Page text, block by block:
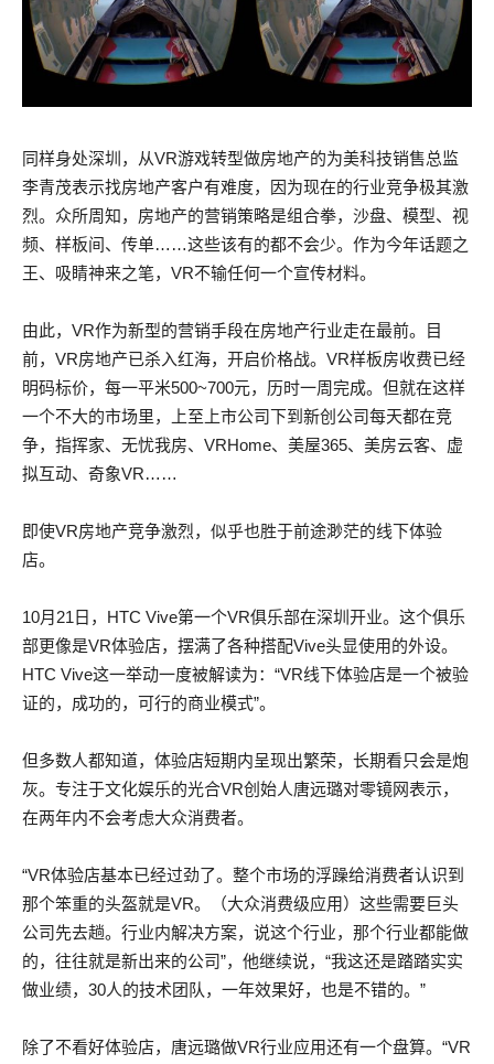
同样身处深圳，从VR游戏转型做房地产的为美科技销售总监
李青茂表示找房地产客户有难度，因为现在的行业竞争极其激
烈。众所周知，房地产的营销策略是组合拳，沙盘、模型、视
频、样板间、传单……这些该有的都不会少。作为今年话题之
王、吸睛神来之笔，VR不输任何一个宣传材料。
由此，VR作为新型的营销手段在房地产行业走在最前。目
前，VR房地产已杀入红海，开启价格战。VR样板房收费已经
明码标价，每一平米500~700元，历时一周完成。但就在这样
一个不大的市场里，上至上市公司下到新创公司每天都在竞
争，指挥家、无忧我房、VRHome、美屋365、美房云客、虚
拟互动、奇象VR……
即使VR房地产竞争激烈，似乎也胜于前途渺茫的线下体验
店。
10月21日，HTC Vive第一个VR俱乐部在深圳开业。这个俱乐
部更像是VR体验店，摆满了各种搭配Vive头显使用的外设。
HTC Vive这一举动一度被解读为：“VR线下体验店是一个被验
证的，成功的，可行的商业模式”。
但多数人都知道，体验店短期内呈现出繁荣，长期看只会是炮
灰。专注于文化娱乐的光合VR创始人唐远璐对零镜网表示，
在两年内不会考虑大众消费者。
“VR体验店基本已经过劲了。整个市场的浮躁给消费者认识到
那个笨重的头盔就是VR。（大众消费级应用）这些需要巨头
公司先去趟。行业内解决方案，说这个行业，那个行业都能做
的，往往就是新出来的公司”，他继续说，“我这还是踏踏实实
做业绩，30人的技术团队，一年效果好，也是不错的。”
除了不看好体验店，唐远璐做VR行业应用还有一个盘算。“VR